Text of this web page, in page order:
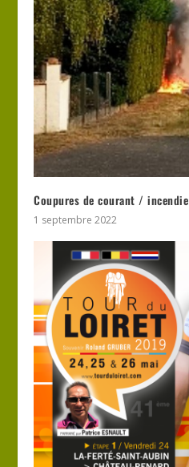
Coupures de courant / incendie
1 septembre 2022